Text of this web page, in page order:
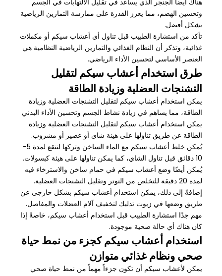
هناك أيضا الجنجر الذي يساعد في تقليل الالتهابات في الجسم
وتحسين الهضم، مما يعزز القدرة على ممارسة التمارين الرياضية
بشكل أفضل.
تأكد من استشارة الطبيب قبل تناول أي أعشاب سيكم أو مكملات
غذائية، وتذكر أن النظام الغذائي والتمارين الرياضية النظامية هي
العنصر الأساسي لتحسين الأداء الرياضي.
طرق استخدام أعشاب سيكم لتقليل
التشنجات العضلية وزيادة الطاقة
يمكن استخدام أعشاب سيكم لتقليل التشنجات العضلية وزيادة
الطاقة، مما يساهم في زيادة نشاط الجسم وتحسين الأداء البدني
يمكن استخدام أعشاب سيكم لتقليل التشنجات العضلية وزيادة
الطاقة عن طريق تناولها على هيئة شاي أو عصير أو مشروب.
يُمكن خلط أعشاب سيكم مع الماء الساخن وتركها لتنقع لمدة 5-
10 دقائق قبل تناول الشاي، كما يمكن تناولها على هيئة كبسولات.
يُمكن أيضًا وضع أعشاب سيكم في حمام ساخن والاسترخاء فيه
لمدة 20 دقيقة للتخلص من التوتر وتقليل التشنجات العضلية.
إضافةً إلى ذلك، يمكن استخدام أعشاب سيكم بشكل خارجي عن
طريق وضعها في زيوت تدليك لتخفيف آلام العضلات والمفاصل.
مهم جدًا استشارة الطبيب قبل استخدام أعشاب سيكم، خاصةً إذا
كان هناك أي حالة صحية موجودة.
استخدام أعشاب سيكم كجزء من نمط حياة
صحي ونظام غذائي متوازن
يمكن لأعشاب سيكم أن تكون جزءاً مهماً من نمط حياة صحي